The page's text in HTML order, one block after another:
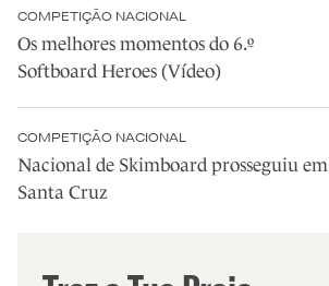
COMPETIÇÃO NACIONAL
Os melhores momentos do 6.º
Softboard Heroes (Vídeo)
COMPETIÇÃO NACIONAL
Nacional de Skimboard prosseguiu em
Santa Cruz